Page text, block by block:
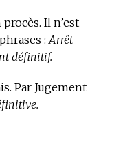
Il n’est
:Arrêt
définitif.
Par Jugement